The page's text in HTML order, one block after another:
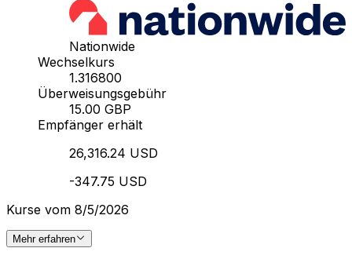
Nationwide
Wechselkurs
1.316800
Überweisungsgebühr
15.00 GBP
Empfänger erhält
26,316.24 USD
-347.75 USD
Kurse vom 8/5/2026
Mehr erfahren